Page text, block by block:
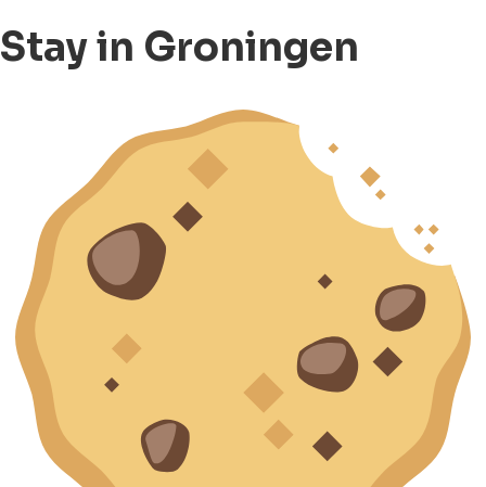
Stay in Groningen